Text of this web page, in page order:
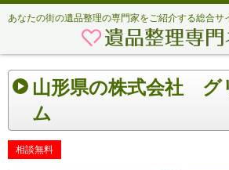
あなたの街の遺品整理の専門家をご紹介する総合サ
山形県の株式会社 グ
ム
相談無料